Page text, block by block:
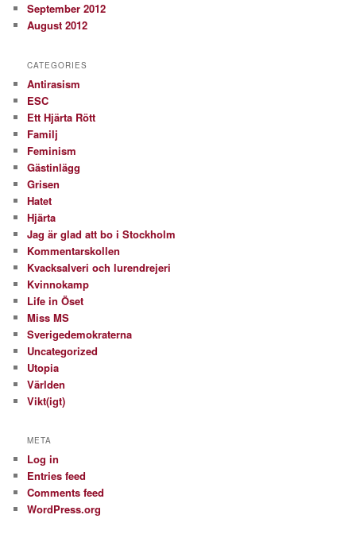
September 2012
August 2012
CATEGORIES
Antirasism
ESC
Ett Hjärta Rött
Familj
Feminism
Gästinlägg
Grisen
Hatet
Hjärta
Jag är glad att bo i Stockholm
Kommentarskollen
Kvacksalveri och lurendrejeri
Kvinnokamp
Life in Öset
Miss MS
Sverigedemokraterna
Uncategorized
Utopia
Världen
Vikt(igt)
META
Log in
Entries feed
Comments feed
WordPress.org